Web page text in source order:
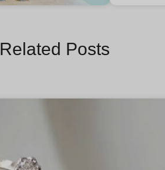
Related Posts